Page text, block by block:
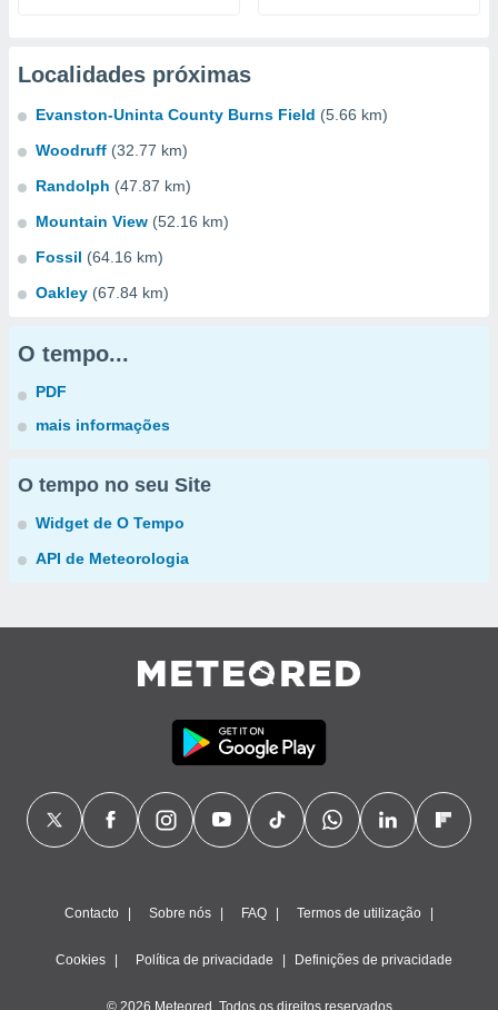
Localidades próximas
Evanston-Uninta County Burns Field (5.66 km)
Woodruff (32.77 km)
Randolph (47.87 km)
Mountain View (52.16 km)
Fossil (64.16 km)
Oakley (67.84 km)
O tempo...
PDF
mais informações
O tempo no seu Site
Widget de O Tempo
API de Meteorologia
Contacto Sobre nós FAQ Termos de utilização
Cookies Política de privacidade Definições de privacidade
© 2026 Meteored. Todos os direitos reservados